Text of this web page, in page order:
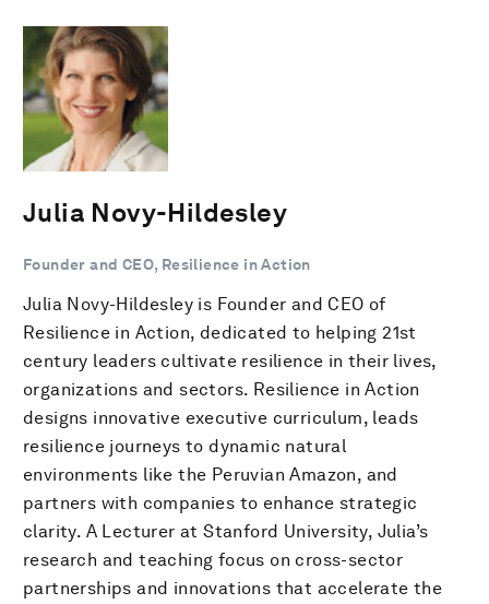
Julia Novy-Hildesley
Founder and CEO, Resilience in Action
Julia Novy-Hildesley is Founder and CEO of
Resilience in Action, dedicated to helping 21st
century leaders cultivate resilience in their lives,
organizations and sectors. Resilience in Action
designs innovative executive curriculum, leads
resilience journeys to dynamic natural
environments like the Peruvian Amazon, and
partners with companies to enhance strategic
clarity. A Lecturer at Stanford University, Julia’s
research and teaching focus on cross-sector
partnerships and innovations that accelerate the